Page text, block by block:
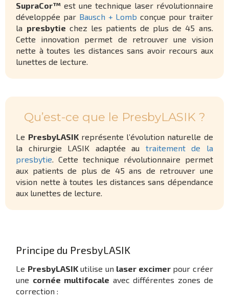
SupraCor™ est une technique laser révolutionnaire
développée par Bausch + Lomb conçue pour traiter
la presbytie chez les patients de plus de 45 ans.
Cette innovation permet de retrouver une vision
nette à toutes les distances sans avoir recours aux
lunettes de lecture.
Qu’est-ce que le PresbyLASIK ?
Le PresbyLASIKreprésente l’évolution naturelle de
la chirurgie LASIK adaptée au traitement de la
presbytie. Cette technique révolutionnaire permet
aux patients de plus de 45 ans de retrouver une
vision nette à toutes les distances sans dépendance
aux lunettes de lecture.
Principe du PresbyLASIK
Le PresbyLASIKutilise un laser excimerpour créer
une cornée multifocale avec différentes zones de
correction :